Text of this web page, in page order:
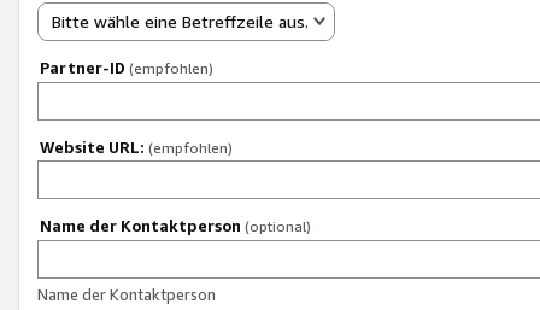
Bitte wähle eine Betreffzeile aus.
Partner-ID (empfohlen)
Website URL: (empfohlen)
Name der Kontaktperson (optional)
Name der Kontaktperson